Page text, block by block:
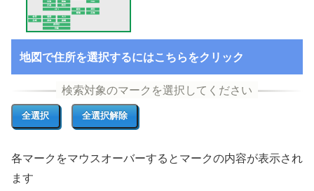
地図で住所を選択するにはこちらをクリック
各マークをマウスオーバーするとマークの内容が表示され
ます